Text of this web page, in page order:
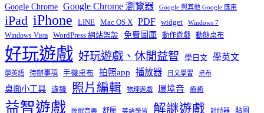
Google Chrome Google Chrome 瀏覽器 Google 與其他 Google 應用
iPad iPhone LINE Mac OS X PDF widget Windows 7
Windows Vista WordPress 網站架設 免費圖庫 動作遊戲 動態桌布
好玩遊戲 好玩遊戲、休閒益智 學日文 學英文
學英語 待辦事項 手機桌布 拍照app 播放器 日文學習 桌布
桌面小工具 濾鏡 照片編輯 物理遊戲 環境音 療癒
益智遊戲 睡眠音樂 舒壓 英語學習 解謎遊戲 計時器 貼圖